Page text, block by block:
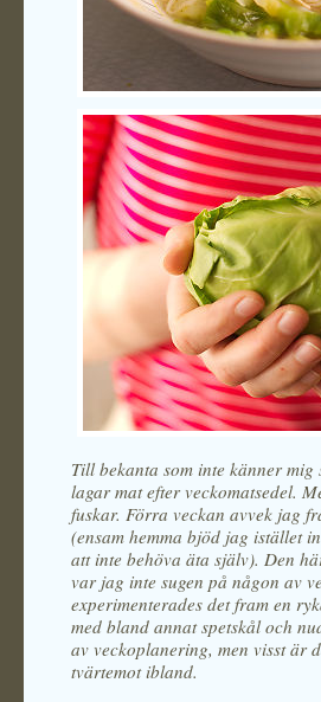
Till bekanta som inte känner
lagar mat efter veckomatsedel.
fuskar. Förra veckan avvek jag
(ensam hemma bjöd jag istället
att inte behöva äta själv). Den
var jag inte sugen på någon av
experimenterades det fram en
med bland annat spetskål och
av veckoplanering, men visst är
tvärtemot ibland.